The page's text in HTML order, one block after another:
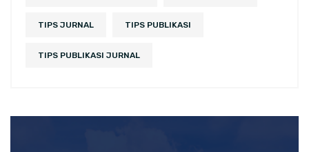
TIPS JURNAL TIPS PUBLIKASI
TIPS PUBLIKASI JURNAL